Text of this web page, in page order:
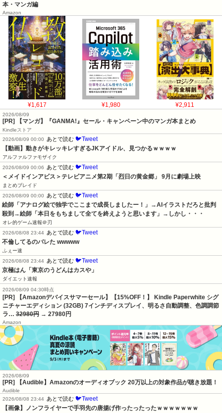
本・マンガ編
Amazon
¥1,617 ¥1,980 ¥2,911
2026/08/09
[PR] 【マンガ】『GANMA!』セール・キャンペーン中のマンガ本まとめ
Kindleストア
2026/08/09 00:00
あとで読む 🐦Tweet
【動画】動きがキレッキレすぎるJKアイドル、見つかるｗｗｗｗ
アルファルファモザイク
2026/08/09 00:06
あとで読む 🐦Tweet
＜メイドインアビス＞テレビアニメ第2期「烈日の黄金郷」 9月に劇場上映
まとめブレイド
2026/08/09 00:00
あとで読む 🐦Tweet
絵師「アナログ絵で独学でここまで成長しましたー！」→AIイラストだろと批判
殺到→絵師「本日をもちまして全てを終えようと思います」→しかし・・・
オレ的ゲーム速報＠刃
2026/08/08 23:44 あとで読む 🐦Tweet
不倫してるのバレた wwwww
ふぇー速
2026/08/08 23:44 あとで読む 🐦Tweet
京極はん「東京のうどんはカスや」
ダイエット速報
2026/08/09 04:30時点
[PR] 【Amazonデバイスサマーセール】【15%OFF！】 Kindle Paperwhite シグ
ニチャーエディション (32GB) 7インチディスプレイ、明るさ自動調整、色調調節
ラ… 32980円 → 27980円
Amazon
2026/08/09
[PR] 【Audible】Amazonのオーディオブック 20万以上の対象作品が聴き放題！
Audible
2026/08/08 23:44 あとで読む 🐦Tweet
【画像】ノンフライヤーで手羽先の唐揚げ作ったったったｗｗｗｗｗｗｗ